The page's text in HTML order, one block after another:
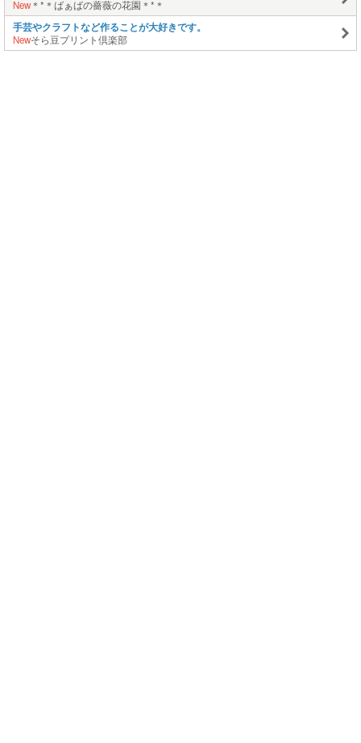
New＊*＊ばぁばの薔薇の花園＊*＊
手芸やクラフトなど作ることが大好きです。
Newそら豆プリント倶楽部